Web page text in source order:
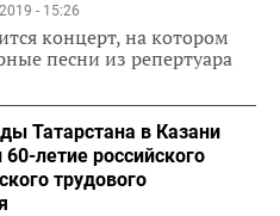
- 15:26
концерт, на котором
песни из репертуара
Татарстана в Казани
летие российского
трудового